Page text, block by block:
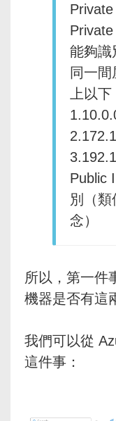
能夠識
同一
上以
Public
別（
念）
所以，第一件
機器是否有這
我們可以從
這件事：